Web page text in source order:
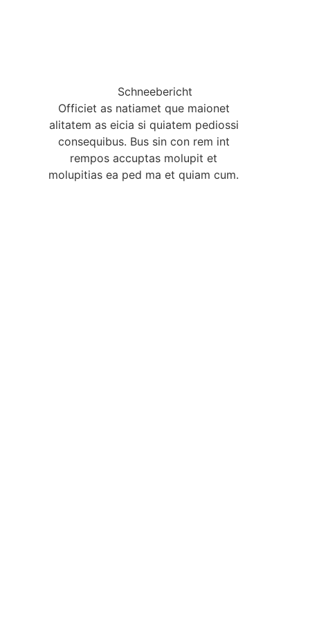
Schneebericht
Officiet as natiamet que maionet
alitatem as eicia si quiatem pediossi
consequibus. Bus sin con rem int
rempos accuptas molupit et
molupitias ea ped ma et quiam cum.